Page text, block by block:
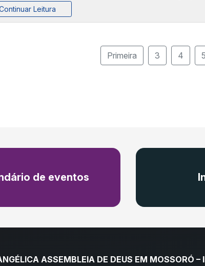
Leitura
Primeira 3 4 5
de eventos
ASSEMBLEIA DE DEUS EM MOSSORÓ –